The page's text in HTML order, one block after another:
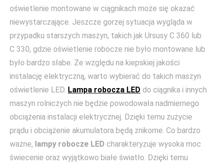
oświetlenie montowane w ciągnikach może się okazać
niewystarczające. Jeszcze gorzej sytuacja wygląda w
przypadku starszych maszyn, takich jak Ursusy C 360 lub
C 330, gdzie oświetlenie robocze nie było montowane lub
było bardzo słabe. Ze względu na kiepskiej jakości
instalację elektryczną, warto wybierać do takich maszyn
oświetlenie LED. Lampa robocza LED do ciągnika i innych
maszyn rolniczych nie będzie powodowała nadmiernego
obciążenia instalacji elektrycznej. Dzięki temu zużycie
prądu i obciążenie akumulatora będą znikome. Co bardzo
ważne, lampy robocze LED charakteryzuje wysoka moc
świecenie oraz wyjątkowo białe światło. Dzięki temu